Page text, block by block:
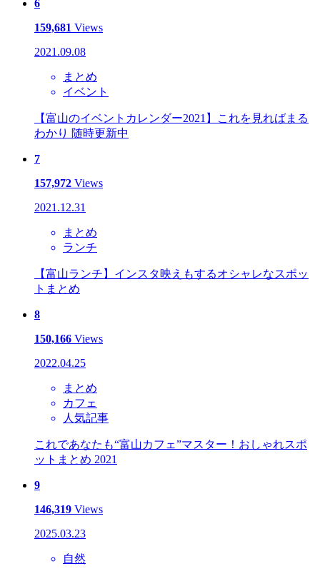
6
159,681 Views
2021.09.08
まとめ
イベント
【富山のイベントカレンダー2021】これを見ればまる
わかり 随時更新中
7
157,972 Views
2021.12.31
まとめ
ランチ
【富山ランチ】インスタ映えもするオシャレなスポッ
トまとめ
8
150,166 Views
2022.04.25
まとめ
カフェ
人気記事
これであなたも“富山カフェ”マスター！おしゃれスポ
ットまとめ 2021
9
146,319 Views
2025.03.23
自然